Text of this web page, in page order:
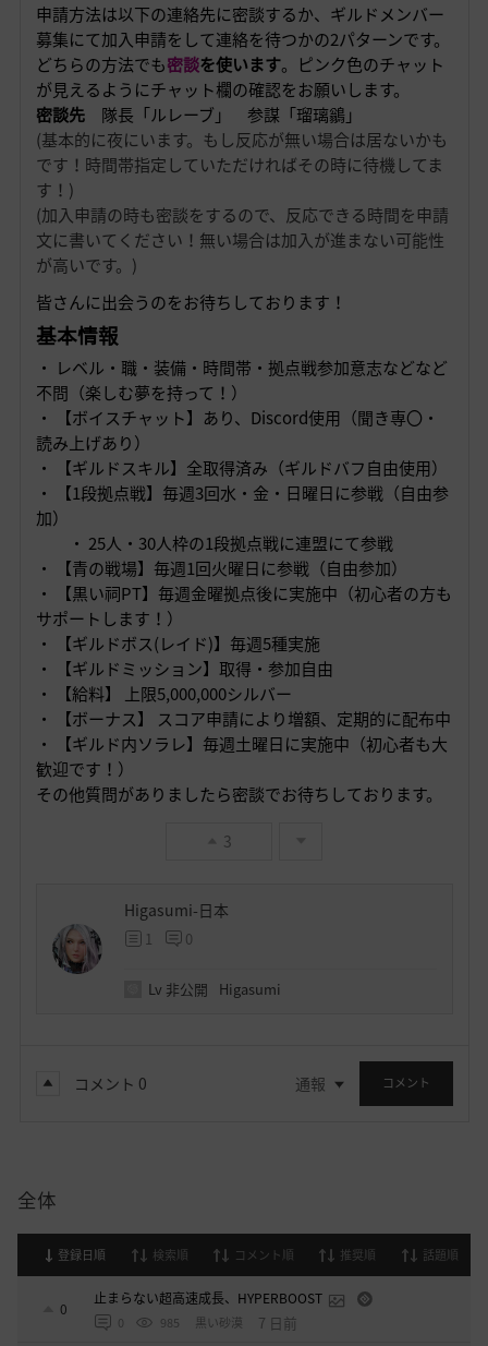
申請方法は以下の連絡先に密談するか、ギルドメンバー
募集にて加入申請をして連絡を待つかの2パターンです。
どちらの方法でも密談を使います。ピンク色のチャット
が見えるようにチャット欄の確認をお願いします。
密談先隊長「ルレーブ」 参謀「瑠璃鶲」
(基本的に夜にいます。もし反応が無い場合は居ないかも
です！時間帯指定していただければその時に待機してま
す！)
(加入申請の時も密談をするので、反応できる時間を申請
文に書いてください！無い場合は加入が進まない可能性
が高いです。)
皆さんに出会うのをお待ちしております！
基本情報
・ レベル・職・装備・時間帯・拠点戦参加意志などなど
不問（楽しむ夢を持って！）
・ 【ボイスチャット】あり、Discord使用（聞き専〇・
読み上げあり）
・ 【ギルドスキル】全取得済み（ギルドバフ自由使用）
・ 【1段拠点戦】毎週3回水・金・日曜日に参戦（自由参
加）
・ 25人・30人枠の1段拠点戦に連盟にて参戦
・ 【青の戦場】毎週1回火曜日に参戦（自由参加）
・ 【黒い祠PT】毎週金曜拠点後に実施中（初心者の方も
サポートします！）
・ 【ギルドボス(レイド)】毎週5種実施
・ 【ギルドミッション】取得・参加自由
・ 【給料】 上限5,000,000シルバー
・ 【ボーナス】 スコア申請により増額、定期的に配布中
・ 【ギルド内ソラレ】毎週土曜日に実施中（初心者も大
歓迎です！）
その他質問がありましたら密談でお待ちしております。
3
Higasumi-日本
1 0
Lv 非公開 Higasumi
コメント 0 通報 コメント
全体
登録日順 検索順 コメント順 推奨順 話題順
0
止まらない超高速成長、HYPERBOOST
0 985 黒い砂漠 7 日前